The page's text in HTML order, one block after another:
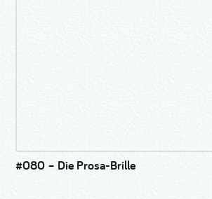
#080 – Die Prosa-Brille